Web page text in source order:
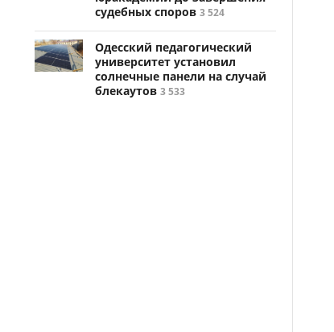
судебных споров 3 524
Одесский педагогический
университет установил
солнечные панели на случай
блекаутов 3 533